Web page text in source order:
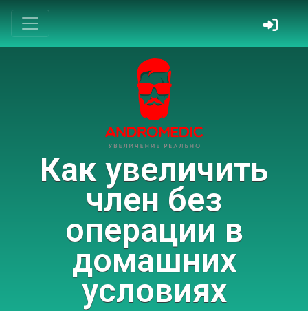
Как увеличить
член без
операции в
домашних
условиях